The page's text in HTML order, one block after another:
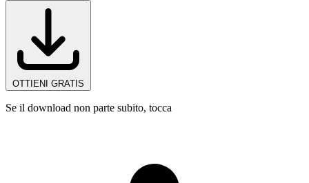
OTTIENI GRATIS
Se il download non parte subito, tocca